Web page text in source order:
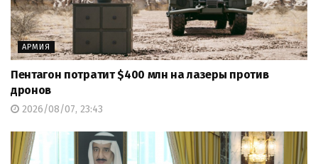
АРМИЯ
Пентагон потратит $400 млн на лазеры против
дронов
2026/08/07, 23:43